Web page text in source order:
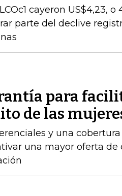
cayeron US$4,23, o
parte del declive
para
de las
y una cobertura
una mayor oferta de